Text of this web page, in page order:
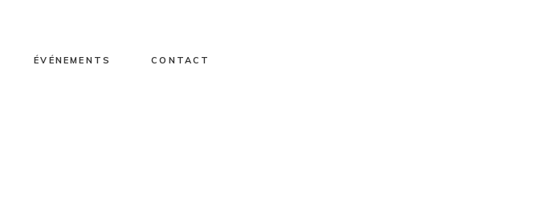
ÉVÉNEMENTS CONTACT
4/5 personnesParticulier